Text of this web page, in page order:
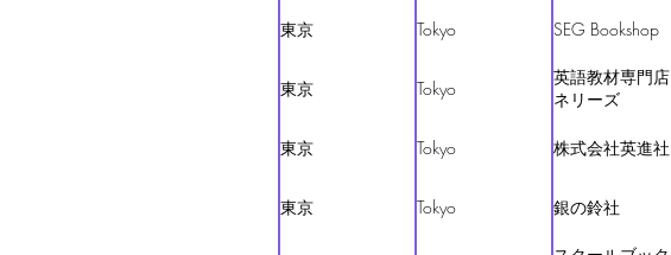
東京 Tokyo SEG Bookshop
東京 Tokyo
英語教材専門店
ネリーズ
東京 Tokyo 株式会社英進社
東京 Tokyo 銀の鈴社